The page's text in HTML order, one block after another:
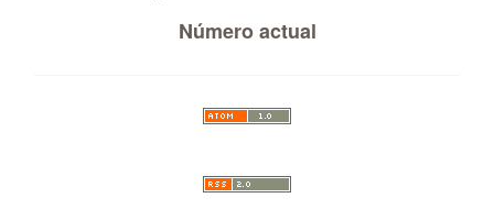
Número actual